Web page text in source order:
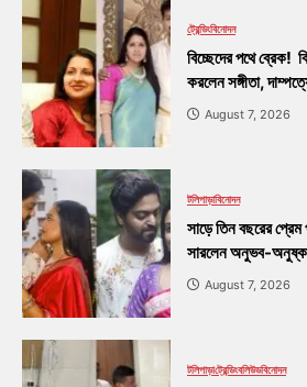
ট্রেন্ডিংবিনোদন
বিচ্ছেদের পথে ব্রেক!
করলেন সঙ্গীতা,
August 7, 2026
টলিপাড়াবিনোদন
সাড়ে তিন বছরের
সারলেন অনুভব-
August 7, 2026
টলিপাড়াট্রেন্ডিংবলিউডবিনোদন